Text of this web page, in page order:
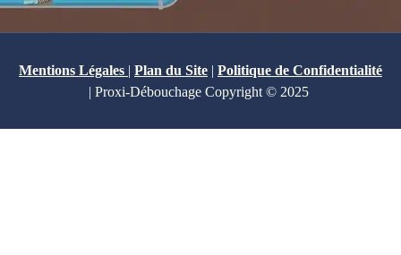
Mentions Légales | Plan du Site | Politique de Confidentialité
| Proxi-Débouchage Copyright © 2025